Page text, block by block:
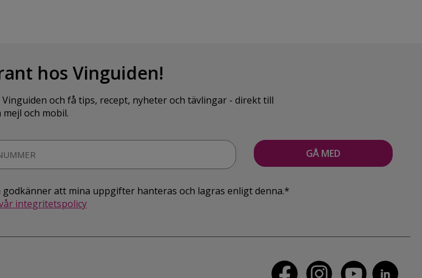
hos Vinguiden!
och få tips, recept, nyheter och tävlingar - direkt till
mejl och mobil.
godkänner att mina uppgifter hanteras och lagras enligt denna.*
integritetspolicy